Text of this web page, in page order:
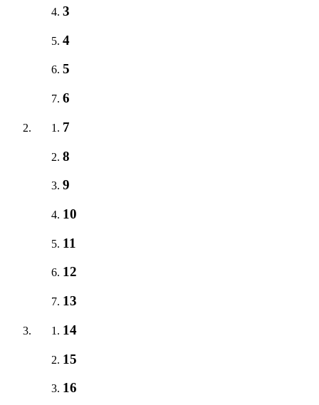
3
4
5
6
7
8
9
10
11
12
13
14
15
16